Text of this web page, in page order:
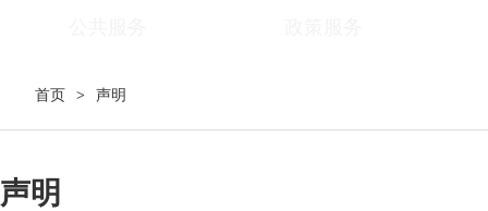
首页 > 声明
声明